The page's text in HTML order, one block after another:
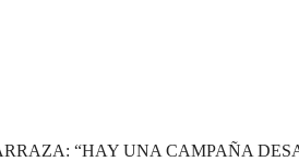
“HAY UNA CAMPAÑA